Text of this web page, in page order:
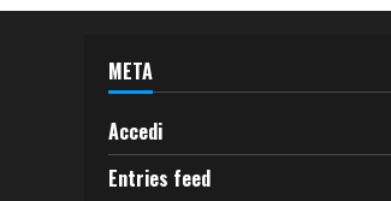
META
Accedi
Entries feed